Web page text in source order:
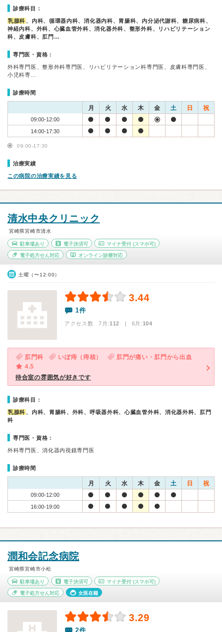
診療科目：
乳腺科 、内科、循環器内科、消化器内科、胃腸科、内分泌代謝科、糖尿病科、
神経内科、外科、心臓血管外科、消化器外科、整形外科、リハビリテーション
科、皮膚科、肛門…
専門医・資格：
外科専門医、整形外科専門医、リハビリテーション科専門医、皮膚科専門医、
小児科専…
診療時間
月 火 水 木 金 土 日 祝
09:00-12:00
14:00-17:30
09:00-17:30
治療実績
この病院の治療実績を見る
清水中央クリニック
宮崎県宮崎市清水
駐車場あり 電子決済可 マイナ受付 (スマホ可)
電子処方せん対応 オンライン診療対応
土曜（〜12:00）
3.44
1件
アクセス数 7月:112 | 6月:104
肛門科 いぼ痔（痔核）
肛門が痛い・肛門から出血
4.5
待合室の雰囲気が好きです
診療科目：
乳腺科 、内科、胃腸科、外科、呼吸器外科、心臓血管外科、消化器外科、肛門
科
専門医・資格：
外科専門医、消化器内視鏡専門医
診療時間
月 火 水 木 金 土 日 祝
09:00-12:00
16:00-19:00
潤和会記念病院
宮崎県宮崎市小松
駐車場あり 電子決済可 マイナ受付 (スマホ可)
電子処方せん対応 女医在籍
3.29
2件